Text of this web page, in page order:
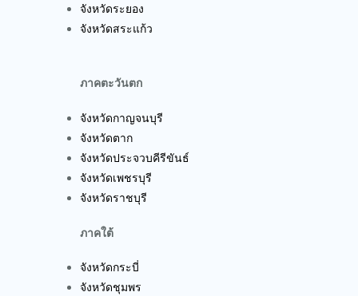
จังหวัดระยอง
จังหวัดสระแก้ว
ภาคตะวันตก
จังหวัดกาญจนบุรี
จังหวัดตาก
จังหวัดประจวบคีรีขันธ์
จังหวัดเพชรบุรี
จังหวัดราชบุรี
ภาคใต้
จังหวัดกระบี่
จังหวัดชุมพร